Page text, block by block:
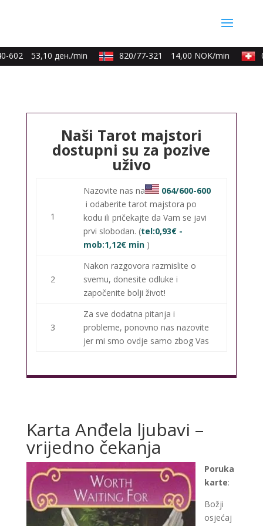
53,10 ден./min 820/77-321 14,00 NOK/min
Naši Tarot majstori
dostupni su za pozive
uživo
1
Nazovite nas na
064/600-600
i odaberite tarot majstora po
kodu ili pričekajte da Vam se javi
prvi slobodan. (tel:0,93€ -
mob:1,12€ min )
2
Nakon razgovora razmislite o
svemu, donesite odluke i
započenite bolji život!
3
Za sve dodatna pitanja i
probleme, ponovno nas nazovite
jer mi smo ovdje samo zbog Vas
Karta Anđela ljubavi –
vrijedno čekanja
Poruka
karte:
Božji
osjećaj